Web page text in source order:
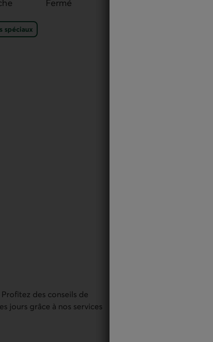
Fermé
spéciaux du point de service
spéciaux
des conseils de
jours grâce à nos services